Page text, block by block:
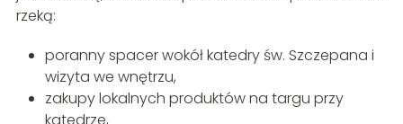
rzeką:
poranny spacer wokół katedry św. Szczepana i
wizyta we wnętrzu,
zakupy lokalnych produktów na targu przy